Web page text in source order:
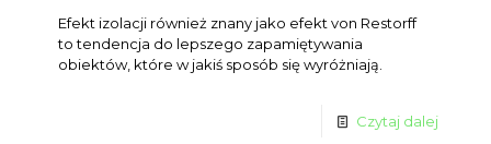
Efekt izolacji również znany jako efekt von Restorff
to tendencja do lepszego zapamiętywania
obiektów, które w jakiś sposób się wyróżniają.
Czytaj dalej